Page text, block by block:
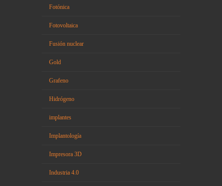
Fotónica
Fotovoltaica
Fusión nuclear
Gold
Grafeno
Hidrógeno
implantes
Implantología
Impresora 3D
Industria 4.0